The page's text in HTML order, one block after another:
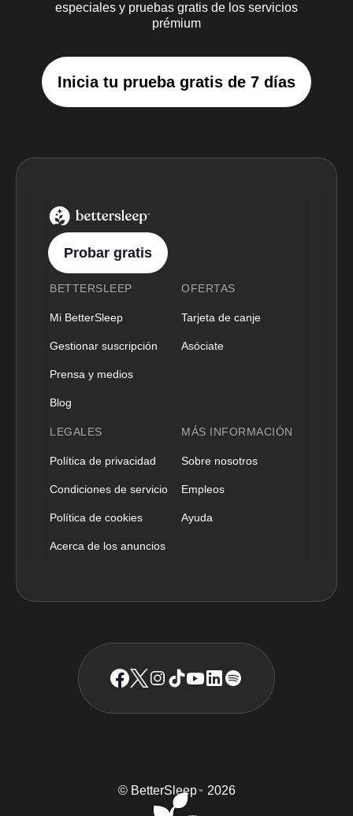
especiales y pruebas gratis de los servicios
prémium
Inicia tu prueba gratis de 7 días
BetterSleep Logo
Probar gratis
BETTERSLEEP
Mi BetterSleep
Gestionar suscripción
Prensa y medios
Blog
OFERTAS
Tarjeta de canje
Asóciate
LEGALES
Política de privacidad
Condiciones de servicio
Política de cookies
Acerca de los anuncios
MÁS INFORMACIÓN
Sobre nosotros
Empleos
Ayuda
© BetterSleep TM 2026